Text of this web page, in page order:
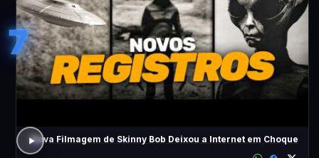
7
Nova Filmagem de Skinny Bob Deixou a Internet em Choque